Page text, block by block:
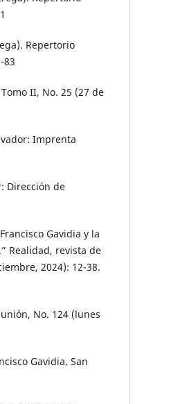
Repertorio
83
II, No. 25 (27 de
Imprenta
Dirección de
Gavidia y la
Realidad, revista de
2024): 12-38.
No. 124 (lunes
Gavidia. San